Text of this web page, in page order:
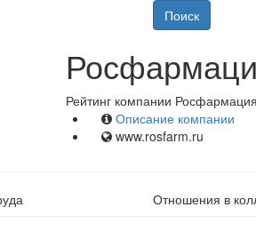
Поиск
Рейтинг компании
Описание компании
www.rosfarm.ru
Отношения в